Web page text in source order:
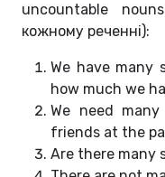
uncountable
кожному реченні):
We have many
how much we
We need
friends at the
Are there many